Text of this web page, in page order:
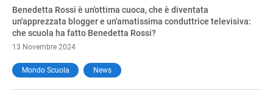
Benedetta Rossi è un'ottima cuoca, che è diventata
un'apprezzata blogger e un'amatissima conduttrice televisiva:
che scuola ha fatto Benedetta Rossi?
13 Novembre 2024
Mondo Scuola News